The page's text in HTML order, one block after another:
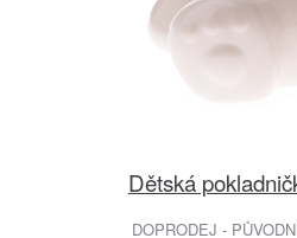
Dětská
DOPRODEJ -